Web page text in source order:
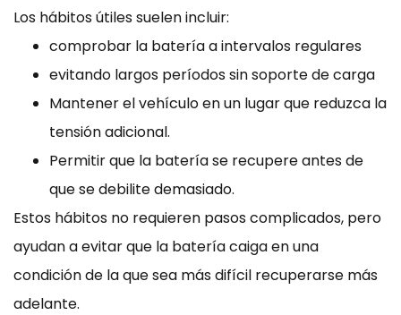
Los hábitos útiles suelen incluir:
comprobar la batería a intervalos regulares
evitando largos períodos sin soporte de carga
Mantener el vehículo en un lugar que reduzca la
tensión adicional.
Permitir que la batería se recupere antes de
que se debilite demasiado.
Estos hábitos no requieren pasos complicados, pero
ayudan a evitar que la batería caiga en una
condición de la que sea más difícil recuperarse más
adelante.